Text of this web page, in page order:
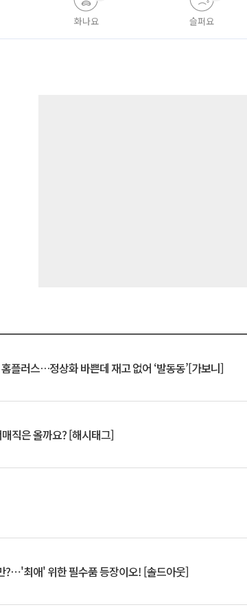
화나요 슬퍼요
플러스…정상화 바쁜데 재고 없어 ‘발동동’[가보니]
직은 올까요? [해시태그]
?⋯'최애' 위한 필수품 등장이오! [솔드아웃]